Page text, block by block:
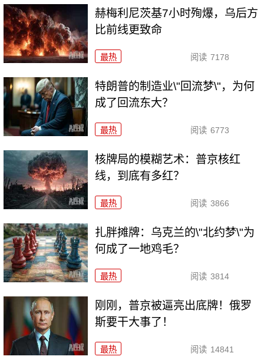
赫梅利尼茨基7小时殉爆，乌后方
比前线更致命
最热 阅读 7178
特朗普的制造业\"回流梦\"，为何
成了回流东大？
最热 阅读 6773
核牌局的模糊艺术：普京核红
线，到底有多红？
最热 阅读 3866
扎胖摊牌：乌克兰的\"北约梦\"为
何成了一地鸡毛？
最热 阅读 3814
刚刚，普京被逼亮出底牌！俄罗
斯要干大事了！
最热 阅读 14841